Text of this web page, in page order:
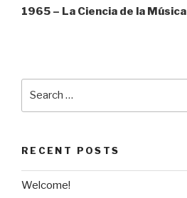
Post
1965 – La Ciencia de la Música
RECENT POSTS
Welcome!